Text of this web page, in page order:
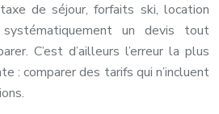
de séjour, forfaits ski, location
un devis tout
C’est d’ailleurs l’erreur la plus
: comparer des tarifs qui n’incluent